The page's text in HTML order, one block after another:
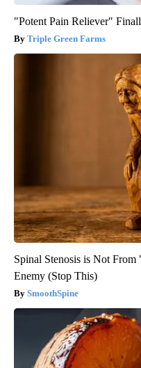
"Potent Pain Reliever"
Triple Green Farms
Spinal Stenosis is Not
Enemy (Stop This)
SmoothSpine